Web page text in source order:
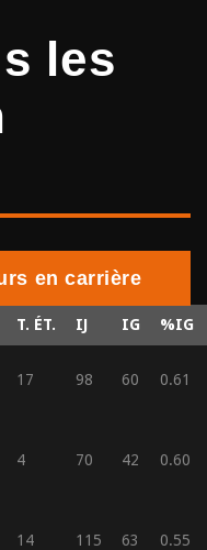
les
en carrière
T. ÉT. IJ IG %IG
17 98 60 0.61
4 70 42 0.60
14 115 63 0.55